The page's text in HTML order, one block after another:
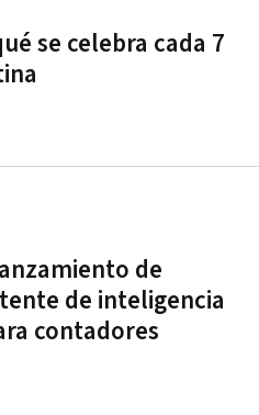
se celebra cada 7
de
de inteligencia
contadores